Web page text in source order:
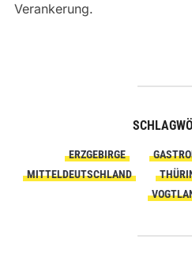
Verankerung.
ERZGEBIRGE
MITTELDEUTSCHLAND